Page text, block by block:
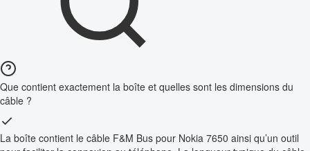
Que contient exactement la boîte et quelles sont les dimensions du
câble ?
La boîte contient le câble F&M Bus pour Nokia 7650 ainsi qu’un outil